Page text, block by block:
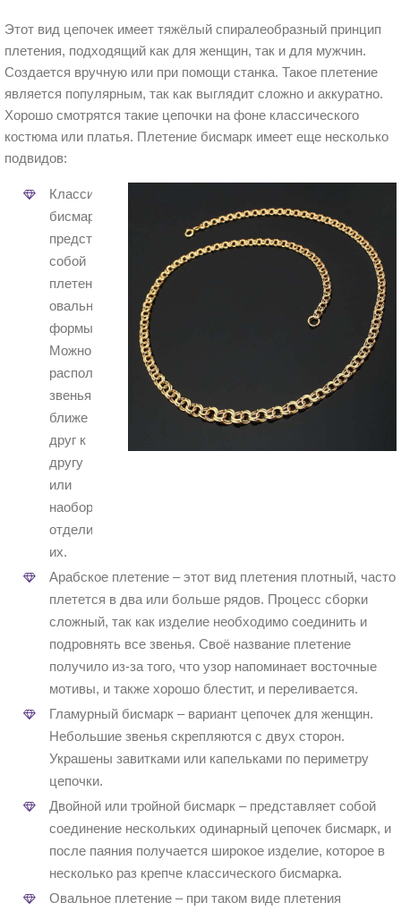
Этот вид цепочек имеет тяжёлый спиралеобразный принцип
плетения, подходящий как для женщин, так и для мужчин.
Создается вручную или при помощи станка. Такое плетение
является популярным, так как выглядит сложно и аккуратно.
Хорошо смотрятся такие цепочки на фоне классического
костюма или платья. Плетение бисмарк имеет еще несколько
подвидов:
Классический
бисмарк
представляет
собой
плетение
овальной
формы.
Можно
расположить
звенья
ближе
друг к
другу
или
наоборот,
отделить
их.
Арабское плетение – этот вид плетения плотный, часто
плетется в два или больше рядов. Процесс сборки
сложный, так как изделие необходимо соединить и
подровнять все звенья. Своё название плетение
получило из-за того, что узор напоминает восточные
мотивы, и также хорошо блестит, и переливается.
Гламурный бисмарк – вариант цепочек для женщин.
Небольшие звенья скрепляются с двух сторон.
Украшены завитками или капельками по периметру
цепочки.
Двойной или тройной бисмарк – представляет собой
соединение нескольких одинарный цепочек бисмарк, и
после паяния получается широкое изделие, которое в
несколько раз крепче классического бисмарка.
Овальное плетение – при таком виде плетения